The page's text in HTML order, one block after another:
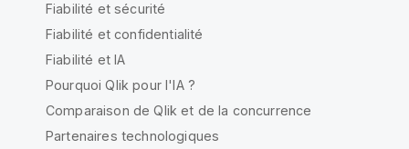
Fiabilité et sécurité
Fiabilité et confidentialité
Fiabilité et IA
Pourquoi Qlik pour l'IA ?
Comparaison de Qlik et de la concurrence
Partenaires technologiques